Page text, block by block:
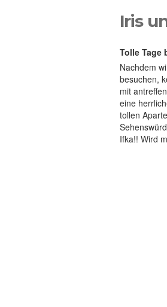
Iris
Tolle Tage
Nachdem
besuchen,
mit
eine
tollen
Ifka!! Wird